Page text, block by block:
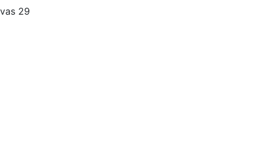
vas 29